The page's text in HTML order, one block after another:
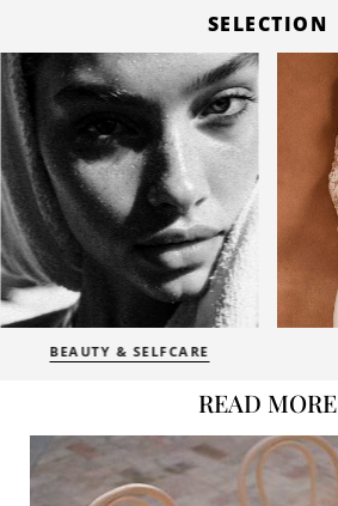
SELECTION
BRAUTMODE
READ MORE